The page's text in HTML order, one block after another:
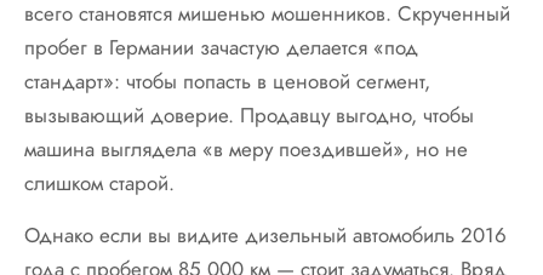
всего становятся мишенью мошенников. Скрученный
пробег в Германии зачастую делается «под
стандарт»: чтобы попасть в ценовой сегмент,
вызывающий доверие. Продавцу выгодно, чтобы
машина выглядела «в меру поездившей», но не
слишком старой.
Однако если вы видите дизельный автомобиль 2016
года с пробегом 85 000 км — стоит задуматься. Вряд